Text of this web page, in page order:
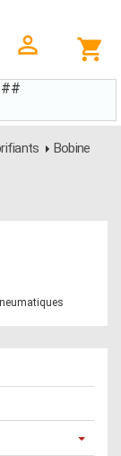
Bobine